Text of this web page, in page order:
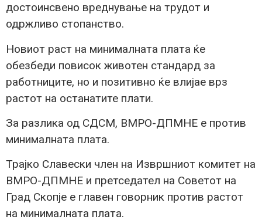
достоинсвено вреднување на трудот и
одржливо стопанство.
Новиот раст на минималната плата ќе
обезбеди повисок животен стандард за
работниците, но и позитивно ќе влијае врз
растот на останатите плати.
За разлика од СДСМ, ВМРО-ДПМНЕ е против
минималната плата.
Трајко Славески член на Извршниот комитет на
ВМРО-ДПМНЕ и претседател на Советот на
Град Скопје е главен говорник против растот
на минималната плата.